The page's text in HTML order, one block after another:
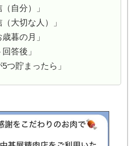
（自分）」
（大切な人）」
歳暮の月」
答後」
5つ貯まったら」